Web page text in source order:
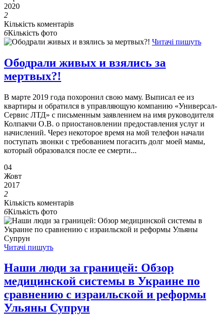
2020
2
Кількість коментарів
6Кількість фото
Читачі пишуть
Ободрали живых и взялись за
мертвых?!
В марте 2019 года похоронил свою маму. Выписал ее из
квартиры и обратился в управляющую компанию «Универсал-
Сервис ЛТД» с письменным заявлением на имя руководителя
Колпакчи О.В. о приостановлении предоставления услуг и
начислений. Через некоторое время на мой телефон начали
поступать звонки с требованием погасить долг моей мамы,
который образовался после ее смерти...
04
Жовт
2017
2
Кількість коментарів
6Кількість фото
Читачі пишуть
Наши люди за границей: Обзор
медицинской системы в Украине по
сравнению с израильской и реформы
Ульяны Супрун